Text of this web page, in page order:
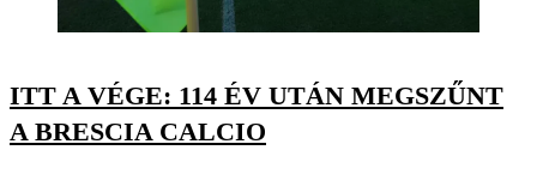
ITT A VÉGE: 114 ÉV UTÁN MEGSZŰNT
A BRESCIA CALCIO